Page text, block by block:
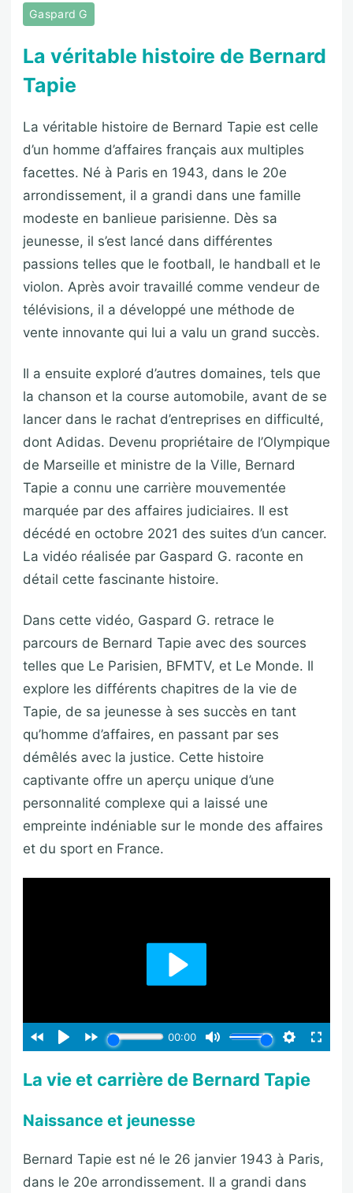
Gaspard G
La véritable histoire de Bernard
Tapie
La véritable histoire de Bernard Tapie est celle
d’un homme d’affaires français aux multiples
facettes. Né à Paris en 1943, dans le 20e
arrondissement, il a grandi dans une famille
modeste en banlieue parisienne. Dès sa
jeunesse, il s’est lancé dans différentes
passions telles que le football, le handball et le
violon. Après avoir travaillé comme vendeur de
télévisions, il a développé une méthode de
vente innovante qui lui a valu un grand succès.
Il a ensuite exploré d’autres domaines, tels que
la chanson et la course automobile, avant de se
lancer dans le rachat d’entreprises en difficulté,
dont Adidas. Devenu propriétaire de l’Olympique
de Marseille et ministre de la Ville, Bernard
Tapie a connu une carrière mouvementée
marquée par des affaires judiciaires. Il est
décédé en octobre 2021 des suites d’un cancer.
La vidéo réalisée par Gaspard G. raconte en
détail cette fascinante histoire.
Dans cette vidéo, Gaspard G. retrace le
parcours de Bernard Tapie avec des sources
telles que Le Parisien, BFMTV, et Le Monde. Il
explore les différents chapitres de la vie de
Tapie, de sa jeunesse à ses succès en tant
qu’homme d’affaires, en passant par ses
démêlés avec la justice. Cette histoire
captivante offre un aperçu unique d’une
personnalité complexe qui a laissé une
empreinte indéniable sur le monde des affaires
et du sport en France.
La vie et carrière de Bernard Tapie
Naissance et jeunesse
Bernard Tapie est né le 26 janvier 1943 à Paris,
dans le 20e arrondissement. Il a grandi dans